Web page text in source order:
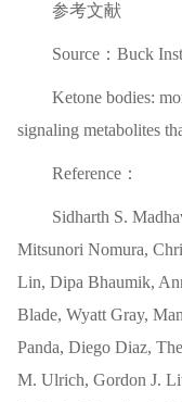
参考文献
Source：Buck
Ketone bodies:
signaling metabolites
Reference：
Sidharth S.
Mitsunori Nomura,
Lin, Dipa Bhaumik,
Blade, Wyatt Gray,
Panda, Diego Diaz,
M. Ulrich, Gordon J.